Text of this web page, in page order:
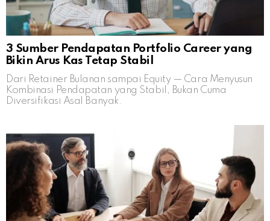
3 Sumber Pendapatan Portfolio Career yang
Bikin Arus Kas Tetap Stabil
Dari Retainer Bulanan sampai Equity — Cara Menyusun
Kombinasi Pendapatan yang Stabil, Bukan Cuma
Diversifikasi Asal Banyak.